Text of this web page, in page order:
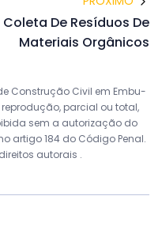
Coleta De Resíduos De
Materiais Orgânicos
Construção Civil em Embu-
parcial ou total,
sem a autorização do
artigo 184 do Código Penal.
autorais .